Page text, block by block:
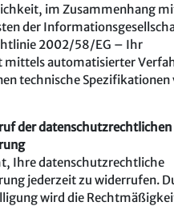
im Zusammenhang
der
2002/58/EG – Ihr
mittels automatisierter
technische
der datenschutzrechtlichen
Ihre datenschutzrechtliche
jederzeit zu widerrufen.
wird die